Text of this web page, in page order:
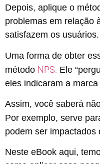
Depois, aplique o
problemas em relação
satisfazem os usuários.
Uma forma de obter
método NPS. Ele
eles indicaram a
Assim, você saberá
Por exemplo, serve
podem ser impactados
Neste eBook aqui,